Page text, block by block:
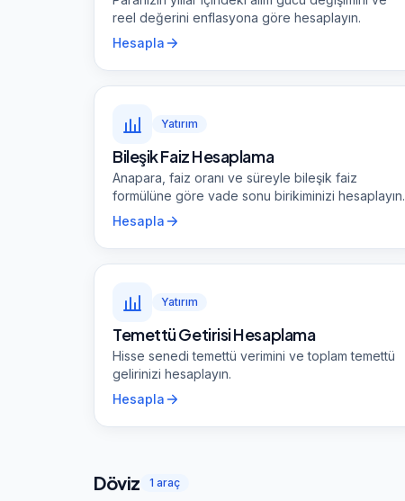
reel değerini enflasyona göre hesaplayın.
Hesapla
Yatırım
Bileşik Faiz Hesaplama
Anapara, faiz oranı ve süreyle bileşik faiz
formülüne göre vade sonu birikiminizi hesaplayın.
Hesapla
Yatırım
Temettü Getirisi Hesaplama
Hisse senedi temettü verimini ve toplam temettü
gelirinizi hesaplayın.
Hesapla
Döviz 1 araç